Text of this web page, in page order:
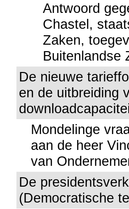
Antwoord
Chastel,
Zaken,
Buitenlandse
De nieuwe
en de uitbreiding
Mondelinge
aan de heer
van
De
(Democratische